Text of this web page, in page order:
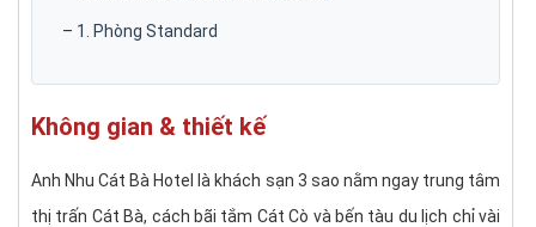
– 1. Phòng Standard
– 3. Phòng Deluxe
Không gian & thiết kế
Anh Nhu Cát Bà Hotel là khách sạn 3 sao nằm ngay trung tâm
thị trấn Cát Bà, cách bãi tắm Cát Cò và bến tàu du lịch chỉ vài